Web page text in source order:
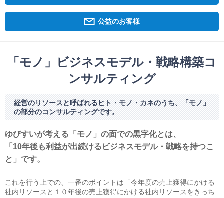
公益のお客様
京都オフィス
企業経営者・個人事業主の方
医業経営者の方
寺院などの宗教法人経営者の方
幼稚園・学校法人経営者の方
保育園経営者の方
介護専門チームからのお知らせ
「モノ」ビジネスモデル・戦略構築コ
ンサルティング
経営のリソースと呼ばれるヒト・モノ・カネのうち、「モノ」
の部分のコンサルティングです。
ゆびすいが考える「モノ」の面での黒字化とは、
「10年後も利益が出続けるビジネスモデル・戦略を持つこ
と」です。
これを行う上での、一番のポイントは「今年度の売上獲得にかける
社内リソースと１０年後の売上獲得にかける社内リソースをきっち